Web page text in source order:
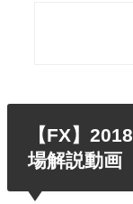
【FX】
場解説動画